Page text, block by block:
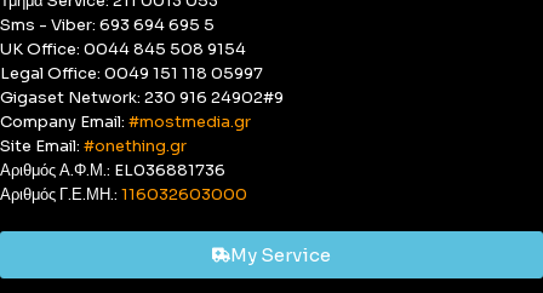
Sms - Viber: 693 694 695 5
UK Office: 0044 845 508 9154
Legal Office: 0049 151 118 05997
Gigaset Network: 230 916 24902#9
Company Email: #mostmedia.gr
Site Email: #onething.gr
Αριθμός Α.Φ.Μ.: EL036881736
Αριθμός Γ.Ε.ΜΗ.: 116032603000
My Service